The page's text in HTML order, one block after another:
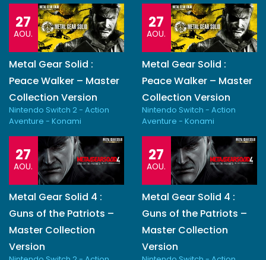
27
AOU.
Metal Gear Solid :
Peace Walker – Master
Collection Version
Nintendo Switch 2 - Action
Aventure - Konami
27
AOU.
Metal Gear Solid :
Peace Walker – Master
Collection Version
Nintendo Switch - Action
Aventure - Konami
27
AOU.
Metal Gear Solid 4 :
Guns of the Patriots –
Master Collection
Version
27
AOU.
Metal Gear Solid 4 :
Guns of the Patriots –
Master Collection
Version